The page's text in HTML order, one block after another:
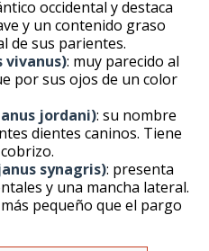
occidental y destaca
y un contenido graso
de sus parientes.
vivanus): muy parecido al
por sus ojos de un color
jordani): su nombre
dientes caninos. Tiene
synagris): presenta
y una mancha lateral.
pequeño que el pargo